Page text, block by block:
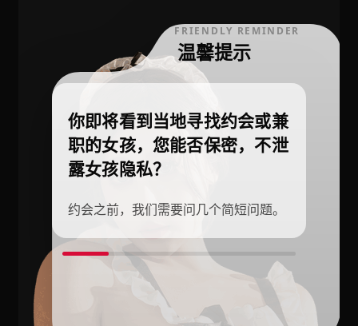
FRIENDLY REMINDER
温馨提示
你即将看到当地寻找约会或兼
职的女孩，您能否保密，不泄
露女孩隐私？
约会之前，我们需要问几个简短问题。